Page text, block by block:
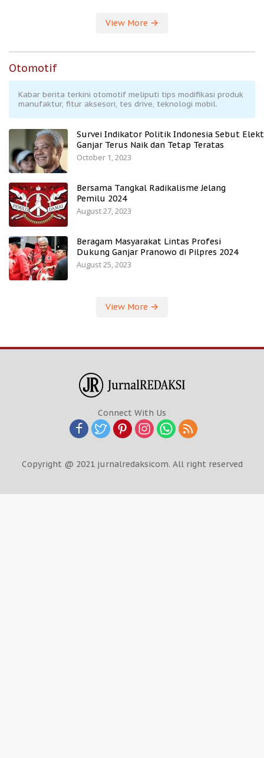
View More
Otomotif
Kabar berita terkini otomotif meliputi tips modifikasi produk
manufaktur, fitur aksesori, tes drive, teknologi mobil.
Survei Indikator Politik Indonesia Sebut
Ganjar Terus Naik dan Tetap Teratas
October 1, 2023
Bersama Tangkal Radikalisme Jelang
Pemilu 2024
August 27, 2023
Beragam Masyarakat Lintas Profesi
Dukung Ganjar Pranowo di Pilpres 2024
August 25, 2023
View More
Connect With Us
Copyright @ 2021 jurnalredaksicom. All right reserved